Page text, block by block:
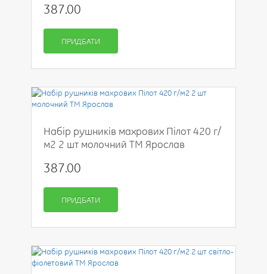
387.00
ПРИДБАТИ
Набір рушників махрових Пілот 420 г/
м2 2 шт молочний ТМ Ярослав
387.00
ПРИДБАТИ